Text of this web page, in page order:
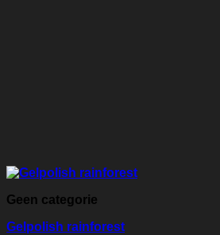
Geen categorie
Gelpolish rainforest